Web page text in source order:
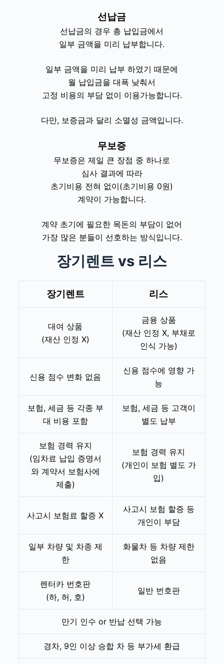
선납금
선납금의 경우 총 납입금에서
일부 금액을 미리 납부합니다.
일부 금액을 미리 납부 하였기 때문에
월 납입금을 대폭 낮춰서
고정 비용의 부담 없이 이용가능합니다.
다만, 보증금과 달리 소멸성 금액입니다.
무보증
무보증은제일 큰 장점 중 하나로
심사 결과에 따라
초기비용 전혀 없이(초기비용 0원)
계약이 가능합니다.
계약 초기에 필요한 목돈의 부담이 없어
가장 많은 분들이 선호하는 방식입니다.
장기렌트 vs 리스
장기렌트 리스
대여 상품
(재산 인정 X)
금융 상품
(재산 인정 X, 부채로
인식 가능)
신용 점수 변화 없음
신용 점수에 영향 가
능
보험, 세금 등 각종 부
대 비용 포함
보험, 세금 등 고객이
별도 납부
보험 경력 유지
(임차료 납입 증명서
와 계약서 보험사에
제출)
보험 경력 유지
(개인이 보험 별도 가
입)
사고시 보험료 할증 X
사고시 보험 할증 등
개인이 부담
일부 차량 및 차종 제
한
화물차 등 차량 제한
없음
렌터카 번호판
(하, 허, 호)
일반 번호판
만기 인수 or 반납 선택 가능
경차, 9인 이상 승합 차 등 부가세 환급